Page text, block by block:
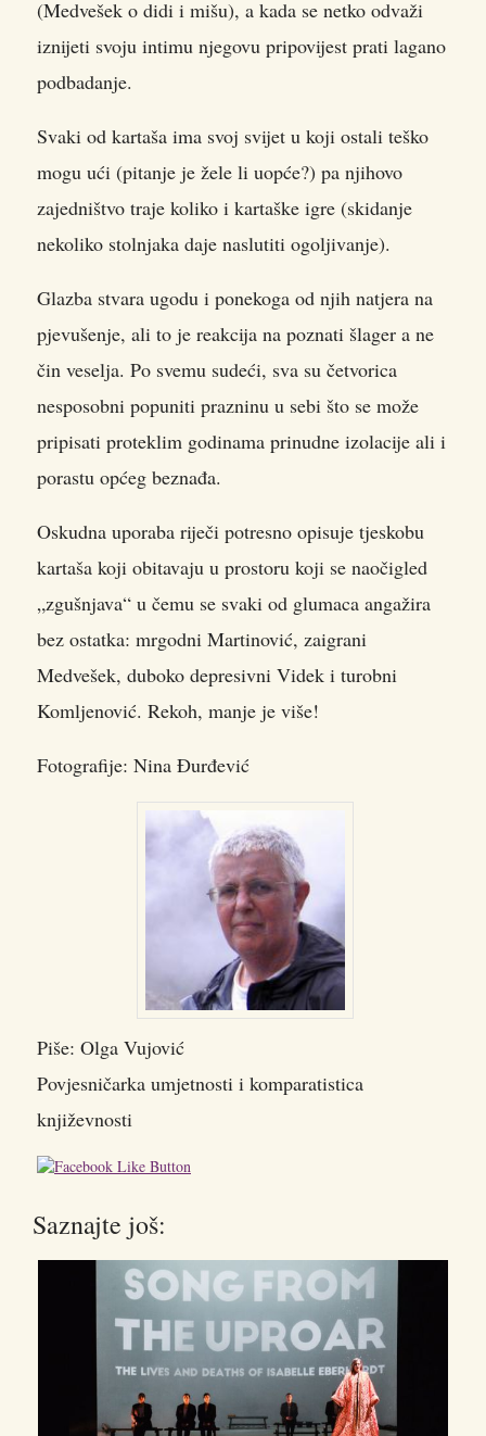
(Medvešek o didi i mišu), a kada se netko odvaži
iznijeti svoju intimu njegovu pripovijest prati lagano
podbadanje.
Svaki od kartaša ima svoj svijet u koji ostali teško
mogu ući (pitanje je žele li uopće?) pa njihovo
zajedništvo traje koliko i kartaške igre (skidanje
nekoliko stolnjaka daje naslutiti ogoljivanje).
Glazba stvara ugodu i ponekoga od njih natjera na
pjevušenje, ali to je reakcija na poznati šlager a ne
čin veselja. Po svemu sudeći, sva su četvorica
nesposobni popuniti prazninu u sebi što se može
pripisati proteklim godinama prinudne izolacije ali i
porastu općeg beznađa.
Oskudna uporaba riječi potresno opisuje tjeskobu
kartaša koji obitavaju u prostoru koji se naočigled
„zgušnjava“ u čemu se svaki od glumaca angažira
bez ostatka: mrgodni Martinović, zaigrani
Medvešek, duboko depresivni Videk i turobni
Komljenović. Rekoh, manje je više!
Fotografije: Nina Đurđević
Piše: Olga Vujović
Povjesničarka umjetnosti i komparatistica
književnosti
Saznajte još: